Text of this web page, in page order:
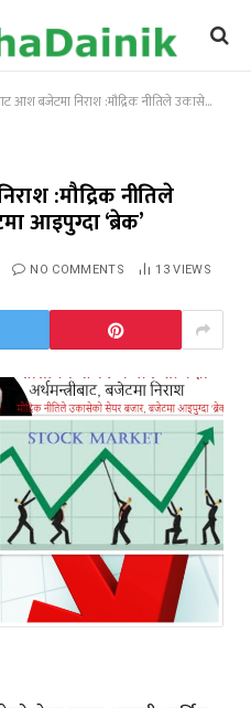
बजेटमा निराश :मौद्रिक नीतिले उकासेको सेयर बजार, बजेटमा आइपुग्दा ‘ब्रेक’
:मौद्रिक नीतिले
आइपुग्दा ‘ब्रेक’
NO COMMENTS 13VIEWS